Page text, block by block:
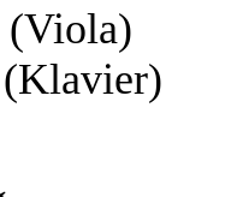
(Viola)
(Klavier)